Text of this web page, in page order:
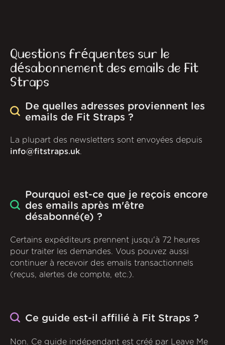
Questions fréquentes sur le
désabonnement des emails de Fit
Straps
De quelles adresses proviennent les
emails de Fit Straps ?
La plupart des newsletters sont envoyées depuis
info@fitstraps.uk.
Pourquoi est-ce que je reçois encore
des emails après m'être
désabonné(e) ?
Certains expéditeurs prennent jusqu'à 72 heures
pour traiter les demandes. Vous pouvez aussi
continuer à recevoir des emails transactionnels
(reçus, alertes de compte, etc.).
Ce guide est-il affilié à Fit Straps ?
Non. Ce guide indépendant est créé par Leave Me